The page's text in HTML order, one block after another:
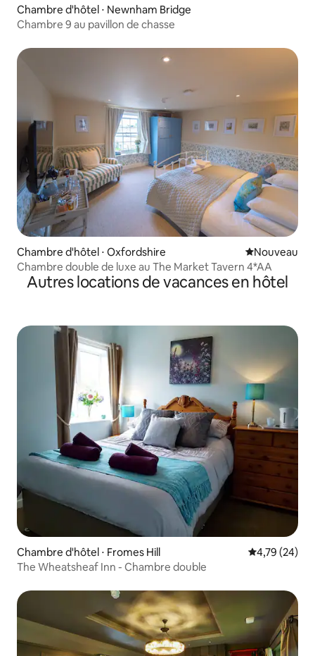
Chambre d'hôtel ⋅ Newnham Bridge
Chambre 9 au pavillon de chasse
Chambre d'hôtel ⋅ Oxfordshire Nouvel
Nouveau
Chambre double de luxe au The Market Tavern 4*AA
Autres locations de vacances en hôtel
Chambre d'hôtel ⋅ Fromes Hill Évaluation
4,79 (24)
The Wheatsheaf Inn - Chambre double